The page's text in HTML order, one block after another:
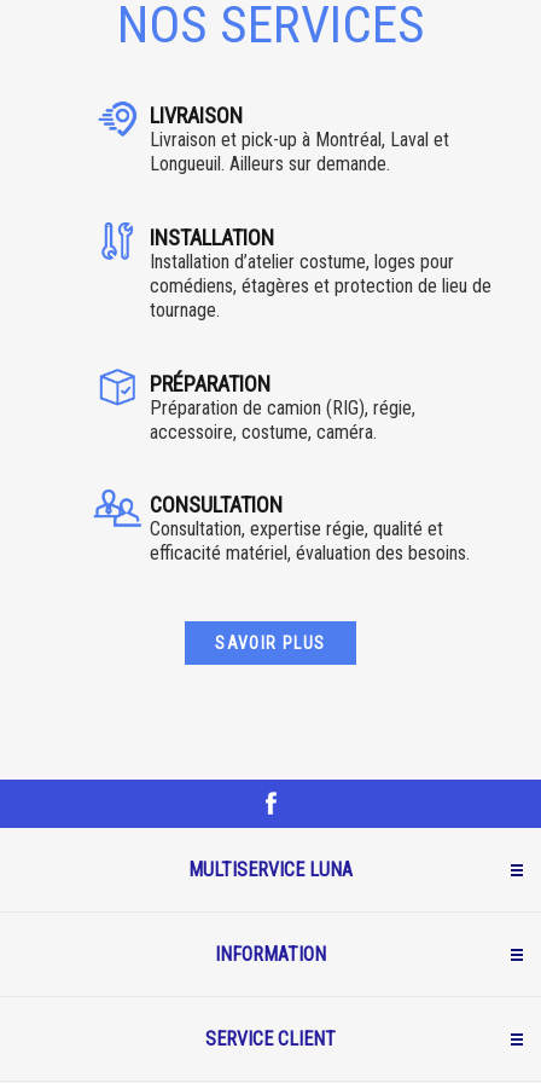
NOS SERVICES
LIVRAISON
Livraison et pick-up à Montréal, Laval et
Longueuil. Ailleurs sur demande.
INSTALLATION
Installation d’atelier costume, loges pour
comédiens, étagères et protection de lieu de
tournage.
PRÉPARATION
Préparation de camion (RIG), régie,
accessoire, costume, caméra.
CONSULTATION
Consultation, expertise régie, qualité et
efficacité matériel, évaluation des besoins.
SAVOIR PLUS
MULTISERVICE LUNA
INFORMATION
SERVICE CLIENT